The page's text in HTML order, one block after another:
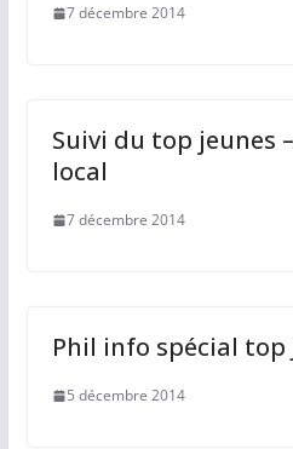
7 décembre 2014
Suivi du top jeunes
local
7 décembre 2014
Phil info spécial top
5 décembre 2014